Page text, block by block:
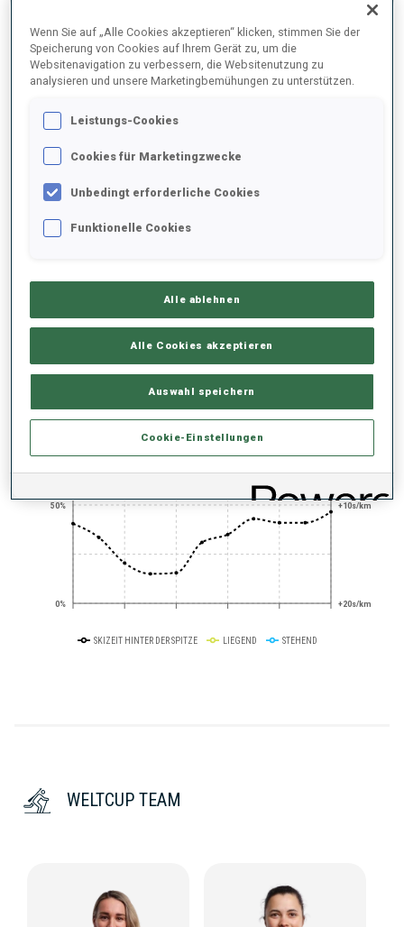
PERFORMANCE
SKIZEIT HINTER DER SPITZE
LIEGENDSCHIESSEN
PERFORMANCE TREND
0%
50%
100%
+10s/km
+20s/km
SKIZEIT HINTER DER SPITZE LIEGEND STEHEND
WELTCUP TEAM
Wenn Sie auf „Alle Cookies akzeptieren“ klicken, stimmen Sie der
Speicherung von Cookies auf Ihrem Gerät zu, um die
Websitenavigation zu verbessern, die Websitenutzung zu
analysieren und unsere Marketingbemühungen zu unterstützen.
Leistungs-Cookies
Cookies für Marketingzwecke
Unbedingt erforderliche Cookies
Funktionelle Cookies
Alle ablehnen
Alle Cookies akzeptieren
Auswahl speichern
Cookie-Einstellungen